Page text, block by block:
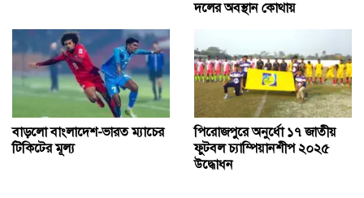
দলের অবস্থান কোথায়
বাড়লো বাংলাদেশ-ভারত ম্যাচের
টিকিটের মূল্য
পিরোজপুরে অনুর্ধো ১৭ জাতীয়
ফুটবল চ্যাম্পিয়ানশীপ ২০২৫
উদ্ধোধন